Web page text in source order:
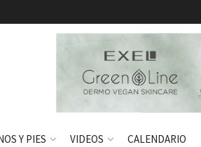
Y PIES VIDEOS CALENDARIO